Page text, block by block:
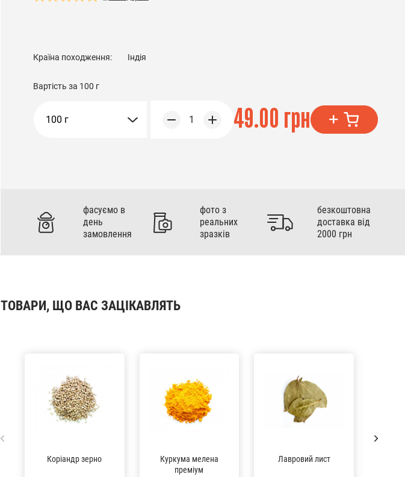
Країна походження: Індія
Вартість за 100 г
100 г 1 49.00 грн
фасуємо в
день
замовлення
фото з
реальних
зразків
безкоштовна
доставка від
2000 грн
ТОВАРИ, ЩО ВАС ЗАЦІКАВЛЯТЬ
Коріандр зерно
Куркума мелена
преміум
Лавровий лист